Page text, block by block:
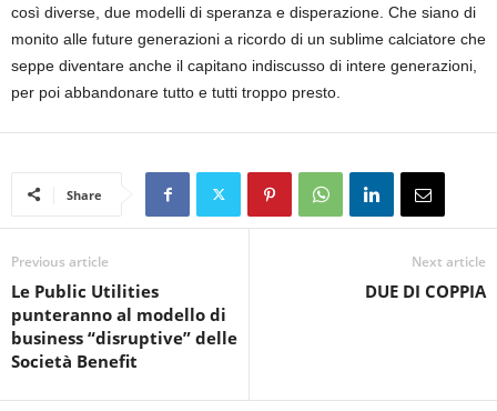
così diverse, due modelli di speranza e disperazione. Che siano di
monito alle future generazioni a ricordo di un sublime calciatore che
seppe diventare anche il capitano indiscusso di intere generazioni,
per poi abbandonare tutto e tutti troppo presto.
Share
Previous article
Le Public Utilities
punteranno al modello di
business “disruptive” delle
Società Benefit
Next article
DUE DI COPPIA